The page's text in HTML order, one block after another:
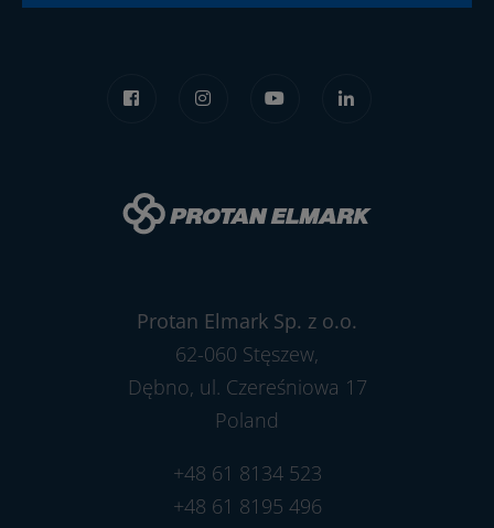
Protan Elmark Sp. z o.o.
62-060 Stęszew,
Dębno, ul. Czereśniowa 17
Poland
+48 61 8134 523
+48 61 8195 496